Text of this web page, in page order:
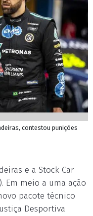
contestou punições
e a Stock Car
Em meio a uma ação
pacote técnico
Desportiva